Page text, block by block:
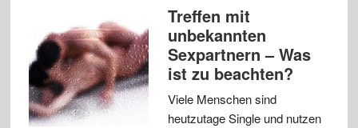
Treffen mit
unbekannten
Sexpartnern – Was
ist zu beachten?
Viele Menschen sind
heutzutage Single und nutzen